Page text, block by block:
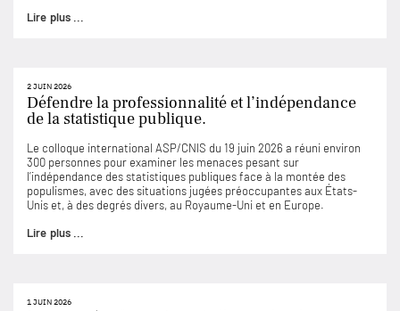
Lire plus ...
2 JUIN 2026
Défendre la professionnalité et l’indépendance
de la statistique publique.
Le colloque international ASP/CNIS du 19 juin 2026 a réuni environ
300 personnes pour examiner les menaces pesant sur
l’indépendance des statistiques publiques face à la montée des
populismes, avec des situations jugées préoccupantes aux États-
Unis et, à des degrés divers, au Royaume-Uni et en Europe.
Lire plus ...
1 JUIN 2026